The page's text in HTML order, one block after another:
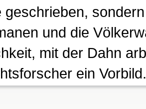
geschrieben,
und die
mit der Dahn
ein Vorbild.